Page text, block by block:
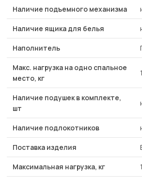
Наличие подъемного механизма
Наличие ящика для белья
Наполнитель
Макс. нагрузка на одно спальное
место, кг
Наличие подушек в комплекте,
шт
Наличие подлокотников
Поставка изделия
Максимальная нагрузка, кг